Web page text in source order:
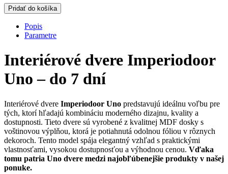
Pridať do košíka
Popis
Parametre
Interiérové dvere Imperiodoor
Uno – do 7 dní
Interiérové dvere Imperiodoor Uno predstavujú ideálnu voľbu pre
tých, ktorí hľadajú kombináciu moderného dizajnu, kvality a
dostupnosti. Tieto dvere sú vyrobené z kvalitnej MDF dosky s
voštinovou výplňou, ktorá je potiahnutá odolnou fóliou v rôznych
dekoroch. Tento model spája elegantný vzhľad s praktickými
vlastnosťami, vysokou dostupnosťou a výhodnou cenou. Vďaka
tomu patria Uno dvere medzi najobľúbenejšie produkty v našej
ponuke.